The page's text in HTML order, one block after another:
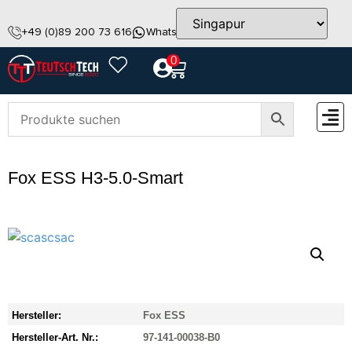
+49 (0)89 200 73 616 WhatsApp info@teutschtech.com
0
Fox ESS H3-5.0-Smart
Hersteller:
Fox ESS
Hersteller-Art. Nr.:
97-141-00038-B0